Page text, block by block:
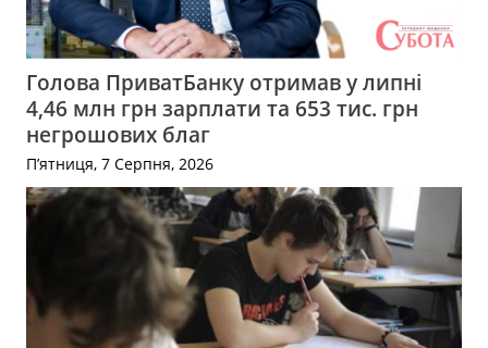
Голова ПриватБанку отримав у липні
4,46 млн грн зарплати та 653 тис. грн
негрошових благ
П’ятниця, 7 Серпня, 2026